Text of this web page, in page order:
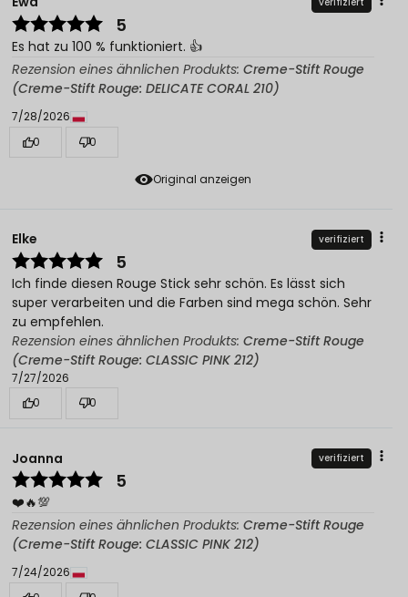
Original anzeigen
5
Es hat zu 100 % funktioniert. 👍️
Rezension eines ähnlichen Produkts: Creme-Stift Rouge
(Creme-Stift Rouge: DELICATE CORAL 210)
7/28/2026
0
0
Elke verifiziert
5
Ich finde diesen Rouge Stick sehr schön. Es lässt sich
super verarbeiten und die Farben sind mega schön. Sehr
zu empfehlen.
Rezension eines ähnlichen Produkts: Creme-Stift Rouge
(Creme-Stift Rouge: CLASSIC PINK 212)
7/27/2026
0
0
Joanna verifiziert
5
❤️🔥💯
Rezension eines ähnlichen Produkts: Creme-Stift Rouge
(Creme-Stift Rouge: CLASSIC PINK 212)
7/24/2026